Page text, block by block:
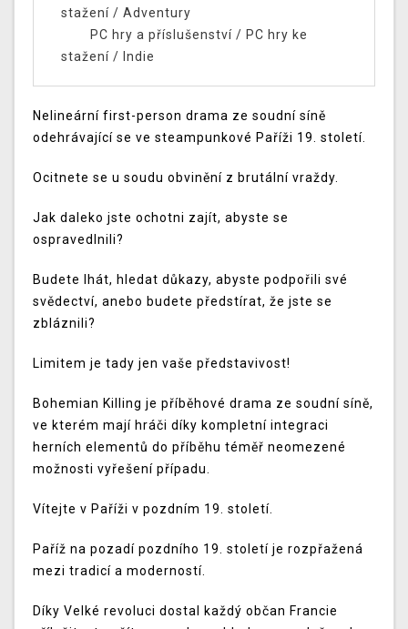
stažení / Adventury
PC hry a příslušenství/ PC hry ke
stažení / Indie
Nelineární first-person drama ze soudní síně
odehrávající se ve steampunkové Paříži 19. století.
Ocitnete se u soudu obvinění z brutální vraždy.
Jak daleko jste ochotni zajít, abyste se
ospravedlnili?
Budete lhát, hledat důkazy, abyste podpořili své
svědectví, anebo budete předstírat, že jste se
zbláznili?
Limitem je tady jen vaše představivost!
Bohemian Killing je příběhové drama ze soudní síně,
ve kterém mají hráči díky kompletní integraci
herních elementů do příběhu téměř neomezené
možnosti vyřešení případu.
Vítejte v Paříži v pozdním 19. století.
Paříž na pozadí pozdního 19. století je rozpřažená
mezi tradicí a moderností.
Díky Velké revoluci dostal každý občan Francie